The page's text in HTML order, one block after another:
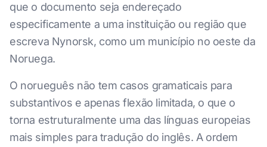
que o documento seja endereçado
especificamente a uma instituição ou região que
escreva Nynorsk, como um município no oeste da
Noruega.
O norueguês não tem casos gramaticais para
substantivos e apenas flexão limitada, o que o
torna estruturalmente uma das línguas europeias
mais simples para tradução do inglês. A ordem